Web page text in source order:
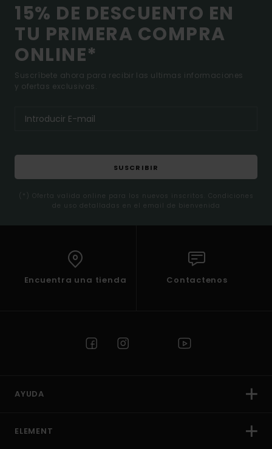
15% DE DESCUENTO EN
TU PRIMERA COMPRA
ONLINE*
Suscríbete ahora para recibir las ultimas informaciones
y ofertas exclusivas.
SUSCRIBIR
(*) Oferta valida online para los nuevos inscritos. Condiciones
de uso detalladas en el email de bienvenida
Encuentra una tienda Contactenos
AYUDA
ELEMENT